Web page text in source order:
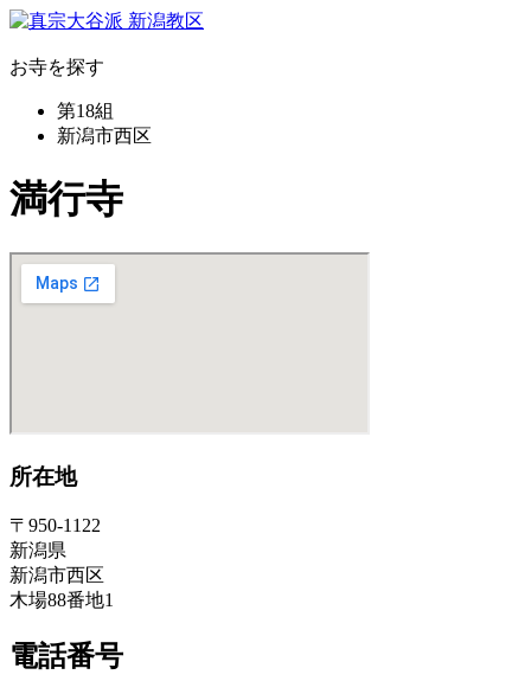
お寺を探す
第18組
新潟市西区
満行寺
所在地
〒950-1122
新潟県
新潟市西区
木場88番地1
電話番号